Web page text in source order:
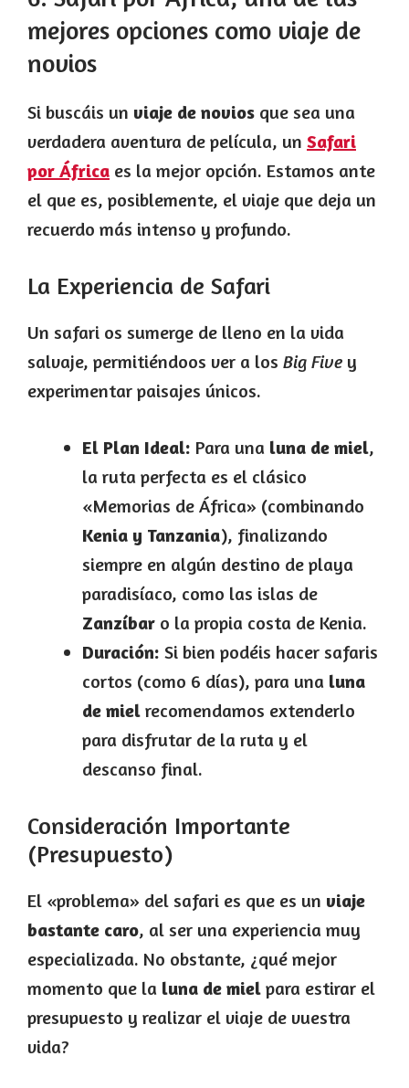
mejores opciones como viaje de
novios
Si buscáis un viaje de novios que sea una
verdadera aventura de película, un Safari
por África es la mejor opción. Estamos ante
el que es, posiblemente, el viaje que deja un
recuerdo más intenso y profundo.
La Experiencia de Safari
Un safari os sumerge de lleno en la vida
salvaje, permitiéndoos ver a los Big Five y
experimentar paisajes únicos.
El Plan Ideal: Para una luna de miel,
la ruta perfecta es el clásico
«Memorias de África» (combinando
Kenia y Tanzania), finalizando
siempre en algún destino de playa
paradisíaco, como las islas de
Zanzíbar o la propia costa de Kenia.
Duración: Si bien podéis hacer safaris
cortos (como 6 días), para una luna
de miel recomendamos extenderlo
para disfrutar de la ruta y el
descanso final.
Consideración Importante
(Presupuesto)
El «problema» del safari es que es un viaje
bastante caro, al ser una experiencia muy
especializada. No obstante, ¿qué mejor
momento que la luna de miel para estirar el
presupuesto y realizar el viaje de vuestra
vida?